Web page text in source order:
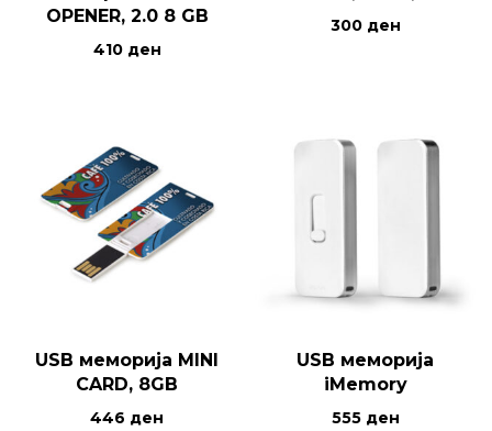
OPENER, 2.0 8 GB
410 ден
300 ден
USB меморија MINI
CARD, 8GB
446 ден
USB меморија
iMemory
555 ден